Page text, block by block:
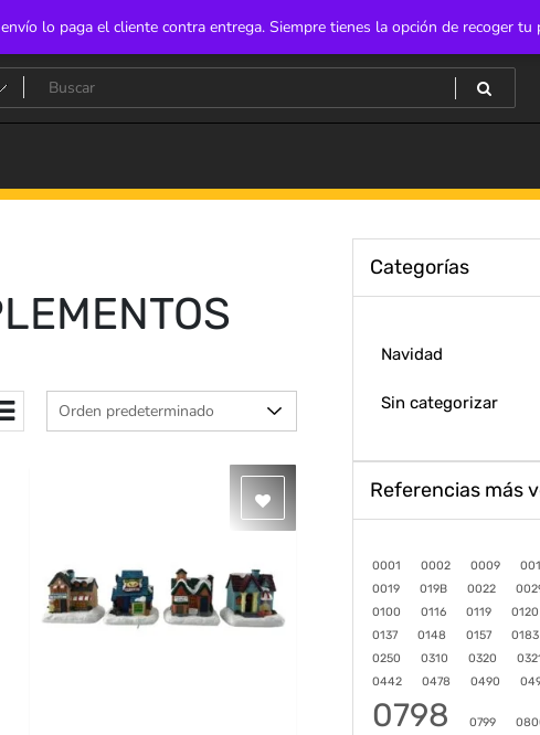
lo paga el cliente contra entrega. Siempre tienes la opción de recoger
Categorías
Navidad
Sin categorizar
Referencias más
0001 0002 0009
0019
019B 0022
0100
0116 0119 0120
0137
0148 0157 0183
0250
0310 0320
0442
0478 0490
0798 0799